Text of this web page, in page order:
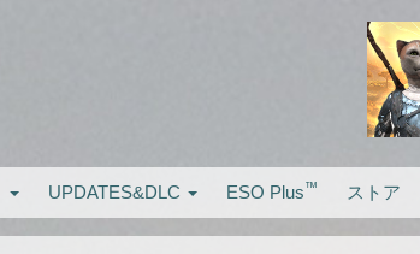
UPDATES&DLC ESO Plus™ ストア